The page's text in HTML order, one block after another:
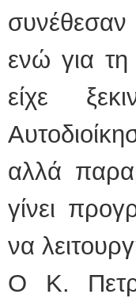
συνέθεσαν
ενώ για
είχε
αλλά
γίνει
να
Ο Κ.